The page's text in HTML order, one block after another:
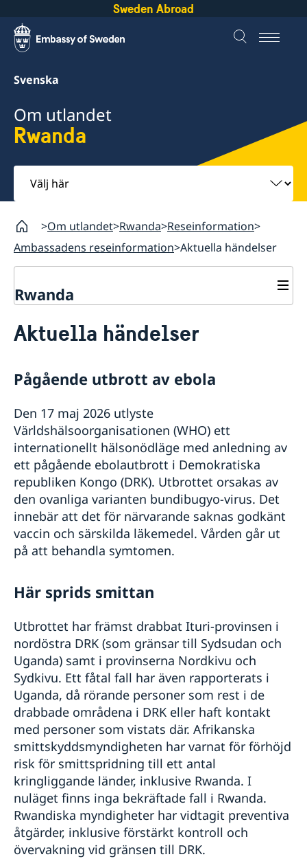
Sweden Abroad
Svenska
Om utlandet
Rwanda
Välj
här
Om utlandet Rwanda Reseinformation
Ambassadens reseinformation Aktuella händelser
Rwanda
Hjälp till svenskar i Rwanda
Pass i Rwanda
Förlust av pass
Förnyelse av pass för vuxna
Ansökan om pass för barn under 18 år
Provisoriskt pass
Nationellt id-kort
Samordningsnummer
Akut hjälp
Vad kan du få hjälp med?
Om du blir sjuk eller råkar ut för en olycka
Ekonomisk support
Arv i Rwanda
Svenskt medborgarskap i Rwanda
Dubbelt medborgarskap
Registrera nyfödd utomlands
Gifta sig utomlands
Ambassadens reseinformation
Allmänna säkerhetsläget
Naturförhållanden och katastrofer
Hälso- och sjukvård
Lokala lagar och sedvänjor
Kriminalitet och personlig säkerhet
Trafiksäkerhet
Terrorism
In- och utresebestämmelser
Om olyckan är framme
Kriser och katastrofer
Handel med utlandet
Ekonomisk basfakta
Anmäla handelshinder
Utvecklingssamarbete
Openaid
Aktuella händelser
Pågående utbrott av ebola
Den 17 maj 2026 utlyste
Världshälsoorganisationen (WHO) ett
internationellt hälsonödläge med anledning av
ett pågående ebolautbrott i Demokratiska
republiken Kongo (DRK). Utbrottet orsakas av
den ovanliga varianten bundibugyo-virus. Det
innebär att det för närvarande saknas godkänt
vaccin och särskilda läkemedel. Vården går ut
på att behandla symtomen.
Här sprids smittan
Utbrottet har främst drabbat Ituri-provinsen i
nordöstra DRK (som gränsar till Sydsudan och
Uganda) samt i provinserna Nordkivu och
Sydkivu. Ett fåtal fall har även rapporterats i
Uganda, då rörande personer som rest i de
drabbade områdena i DRK eller haft kontakt
med personer som vistats där. Afrikanska
smittskyddsmyndigheten har varnat för förhöjd
risk för smittspridning till ett antal
kringliggande länder, inklusive Rwanda. I
nuläget finns inga bekräftade fall i Rwanda.
Rwandiska myndigheter har vidtagit preventiva
åtgärder, inklusive förstärkt kontroll och
övervakning vid gränsen till DRK.